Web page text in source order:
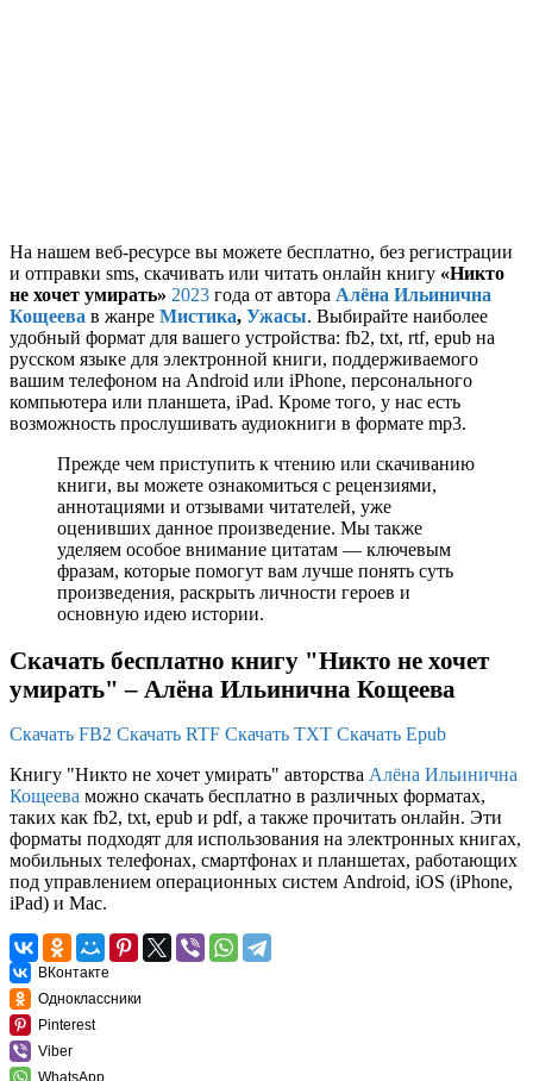
На нашем веб-ресурсе вы можете бесплатно, без регистрации
и отправки sms, скачивать или читать онлайн книгу «Никто
не хочет умирать» 2023 года от автора Алёна Ильинична
Кощеева в жанре Мистика, Ужасы. Выбирайте наиболее
удобный формат для вашего устройства: fb2, txt, rtf, epub на
русском языке для электронной книги, поддерживаемого
вашим телефоном на Android или iPhone, персонального
компьютера или планшета, iPad. Кроме того, у нас есть
возможность прослушивать аудиокниги в формате mp3.
Прежде чем приступить к чтению или скачиванию
книги, вы можете ознакомиться с рецензиями,
аннотациями и отзывами читателей, уже
оценивших данное произведение. Мы также
уделяем особое внимание цитатам — ключевым
фразам, которые помогут вам лучше понять суть
произведения, раскрыть личности героев и
основную идею истории.
Скачать бесплатно книгу "Никто не хочет
умирать" – Алёна Ильинична Кощеева
Скачать FB2 Скачать RTF Скачать TXT Скачать Epub
Книгу "Никто не хочет умирать" авторства Алёна Ильинична
Кощеева можно скачать бесплатно в различных форматах,
таких как fb2, txt, epub и pdf, а также прочитать онлайн. Эти
форматы подходят для использования на электронных книгах,
мобильных телефонах, смартфонах и планшетах, работающих
под управлением операционных систем Android, iOS (iPhone,
iPad) и Mac.
ВКонтакте
Одноклассники
Pinterest
Viber
WhatsApp